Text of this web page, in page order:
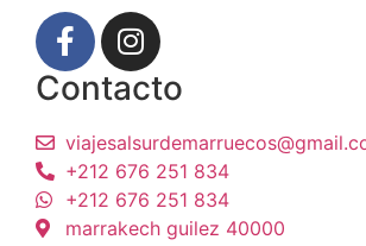
Contacto
+212 676 251 834
+212 676 251 834
marrakech guilez 40000